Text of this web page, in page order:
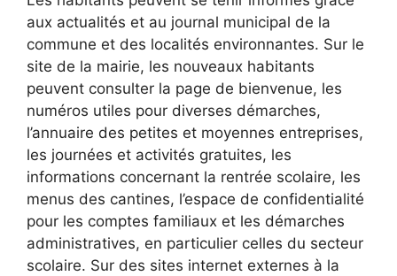
aux actualités et au journal municipal de la
commune et des localités environnantes. Sur le
site de la mairie, les nouveaux habitants
peuvent consulter la page de bienvenue, les
numéros utiles pour diverses démarches,
l’annuaire des petites et moyennes entreprises,
les journées et activités gratuites, les
informations concernant la rentrée scolaire, les
menus des cantines, l’espace de confidentialité
pour les comptes familiaux et les démarches
administratives, en particulier celles du secteur
scolaire. Sur des sites internet externes à la